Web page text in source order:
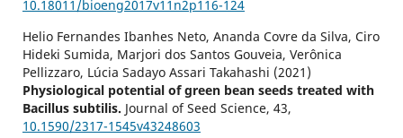
10.18011/bioeng2017v11n2p116-124
Helio Fernandes Ibanhes Neto, Ananda Covre da Silva, Ciro
Hideki Sumida, Marjori dos Santos Gouveia, Verônica
Pellizzaro, Lúcia Sadayo Assari Takahashi (2021)
Physiological potential of green bean seeds treated with
Bacillus subtilis. Journal of Seed Science, 43,
10.1590/2317-1545v43248603